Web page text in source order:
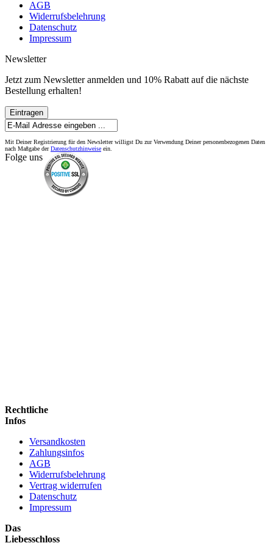
AGB
Widerrufsbelehrung
Datenschutz
Impressum
Newsletter
Jetzt zum Newsletter anmelden und 10% Rabatt auf die nächste
Bestellung erhalten!
Eintragen
Mit Deiner Registrierung für den Newsletter willigst Du zur Verwendung Deiner personenbezogenen Daten
nach Maßgabe derDatenschutzhinweise ein.
Folge uns
Rechtliche
Infos
Versandkosten
Zahlungsinfos
AGB
Widerrufsbelehrung
Vertrag widerrufen
Datenschutz
Impressum
Das
Liebesschloss